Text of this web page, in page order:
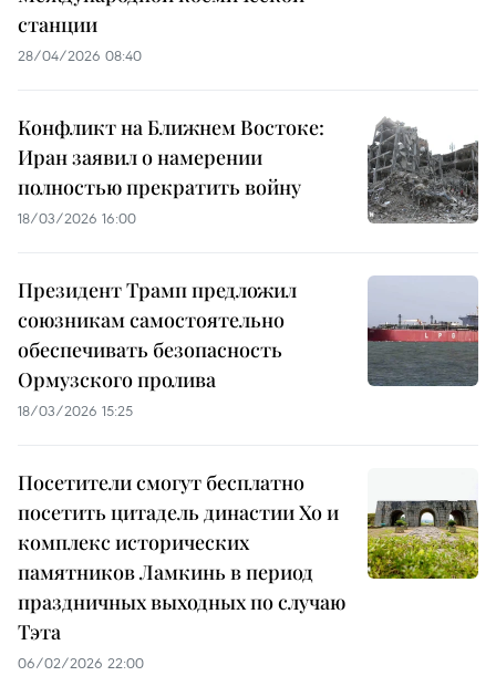
станции
28/04/2026 08:40
Конфликт на Ближнем Востоке:
Иран заявил о намерении
полностью прекратить войну
18/03/2026 16:00
Президент Трамп предложил
союзникам самостоятельно
обеспечивать безопасность
Ормузского пролива
18/03/2026 15:25
Посетители смогут бесплатно
посетить цитадель династии Хо и
комплекс исторических
памятников Ламкинь в период
праздничных выходных по случаю
Тэта
06/02/2026 22:00